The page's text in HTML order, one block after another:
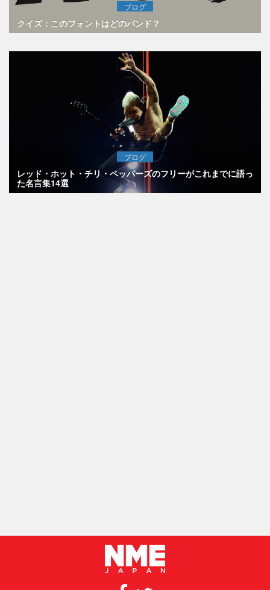
ブログ
クイズ：このフォントはどのバンド？
ブログ
レッド・ホット・チリ・ペッパーズのフリーがこれまでに語っ
た名言集14選